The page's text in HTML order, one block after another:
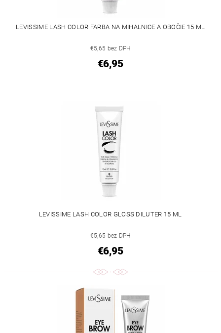
LEVISSIME LASH COLOR FARBA NA MIHALNICE A OBOČIE 15 ML
€5,65 bez DPH
€6,95
LEVISSIME LASH COLOR GLOSS DILUTER 15 ML
€5,65 bez DPH
€6,95